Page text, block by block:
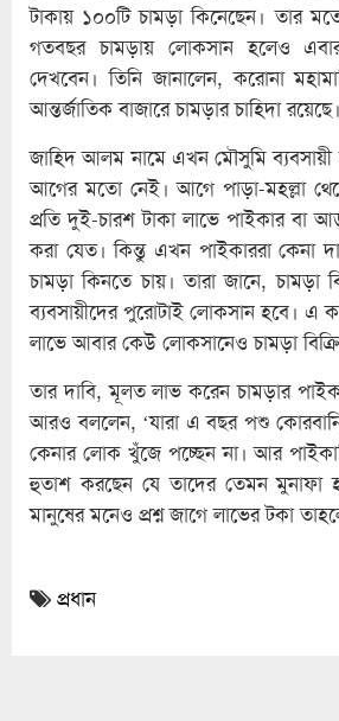
টাকায় ১০০টি চামড়া কিনেছেন। তার
গতবছর চামড়ায় লোকসান হলেও
দেখবেন। তিনি জানালেন, করোনা
আন্তর্জাতিক বাজারে চামড়ার চাহিদা রয়েছে।
জাহিদ আলম নামে এখন মৌসুমি ব্যবসায়ী
আগের মতো নেই। আগে পাড়া-মহল্লা
প্রতি দুই-চারশ টাকা লাভে পাইকার বা
করা যেত। কিন্তু এখন পাইকাররা কেনা
চামড়া কিনতে চায়। তারা জানে, চামড়া
ব্যবসায়ীদের পুরোটাই লোকসান হবে। এ
লাভে আবার কেউ লোকসানেও চামড়া
তার দাবি, মূলত লাভ করেন চামড়ার
আরও বললেন, ‘যারা এ বছর পশু কোরবানি
কেনার লোক খুঁজে পচ্ছেন না। আর
হুতাশ করছেন যে তাদের তেমন মুনাফা
মানুষের মনেও প্রশ্ন জাগে লাভের টকা
প্রধান